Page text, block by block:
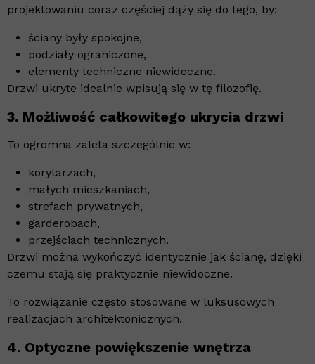
projektowaniu coraz częściej dąży się do tego, by:
ściany były spokojne,
podziały ograniczone,
elementy techniczne niewidoczne.
Drzwi ukryte idealnie wpisują się w tę filozofię.
3. Możliwość całkowitego ukrycia drzwi
To ogromna zaleta szczególnie w:
korytarzach,
małych mieszkaniach,
strefach prywatnych,
garderobach,
przejściach technicznych.
Drzwi można wykończyć identycznie jak ścianę, dzięki
czemu stają się praktycznie niewidoczne.
To rozwiązanie często stosowane w luksusowych
realizacjach architektonicznych.
4. Optyczne powiększenie wnętrza